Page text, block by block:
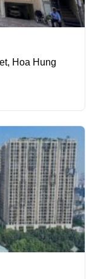
Hoa Hung